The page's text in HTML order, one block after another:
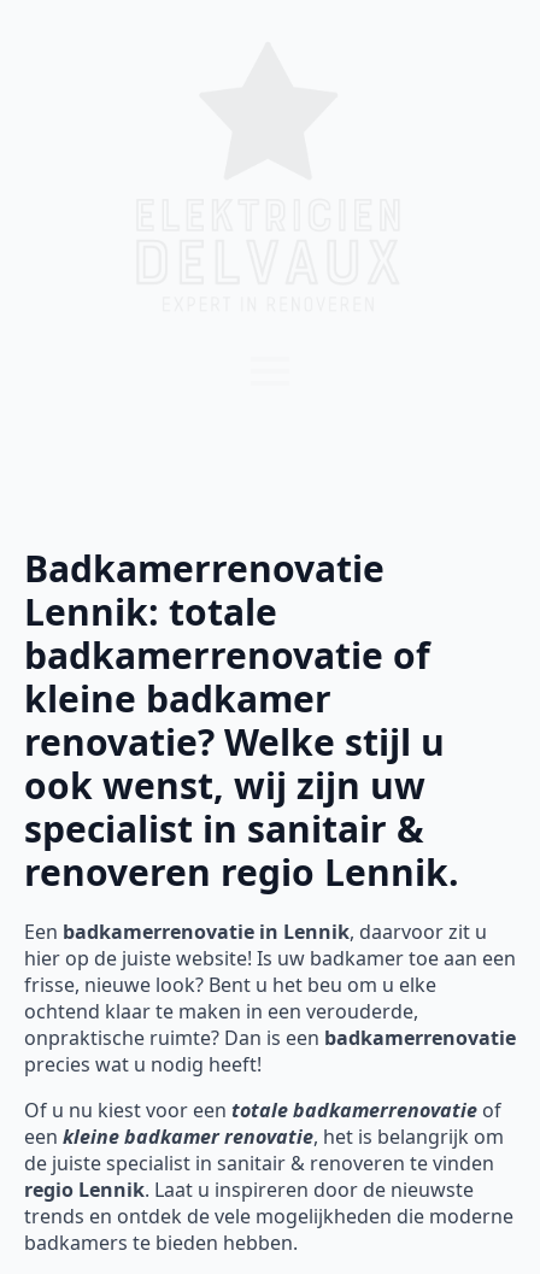
Badkamerrenovatie
Lennik: totale
badkamerrenovatie of
kleine badkamer
renovatie? Welke stijl u
ook wenst, wij zijn uw
specialist in sanitair &
renoveren regio Lennik.
Een badkamerrenovatie in Lennik, daarvoor zit u
hier op de juiste website! Is uw badkamer toe aan een
frisse, nieuwe look? Bent u het beu om u elke
ochtend klaar te maken in een verouderde,
onpraktische ruimte? Dan is een badkamerrenovatie
precies wat u nodig heeft!
Of u nu kiest voor een totale badkamerrenovatie of
een kleine badkamer renovatie, het is belangrijk om
de juiste specialist in sanitair & renoveren te vinden
regio Lennik. Laat u inspireren door de nieuwste
trends en ontdek de vele mogelijkheden die moderne
badkamers te bieden hebben.